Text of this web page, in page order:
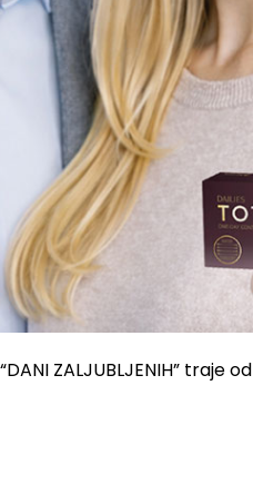
ZALJUBLJENIH” traje od